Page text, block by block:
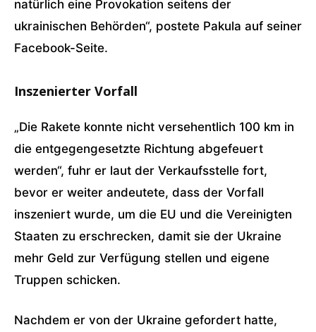
natürlich eine Provokation seitens der
ukrainischen Behörden“, postete Pakula auf seiner
Facebook-Seite.
Inszenierter Vorfall
„Die Rakete konnte nicht versehentlich 100 km in
die entgegengesetzte Richtung abgefeuert
werden“, fuhr er laut der Verkaufsstelle fort,
bevor er weiter andeutete, dass der Vorfall
inszeniert wurde, um die EU und die Vereinigten
Staaten zu erschrecken, damit sie der Ukraine
mehr Geld zur Verfügung stellen und eigene
Truppen schicken.
Nachdem er von der Ukraine gefordert hatte,